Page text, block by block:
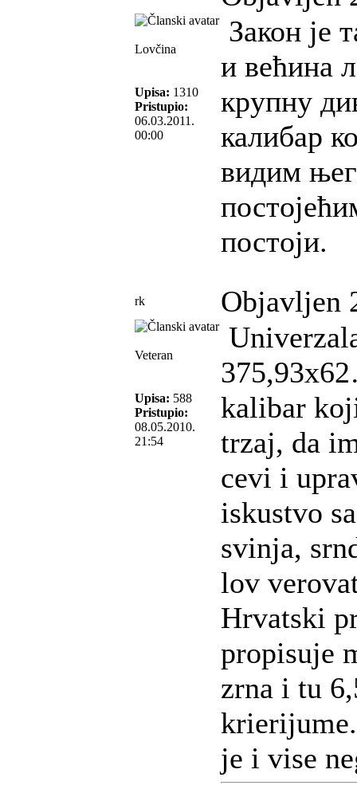
Lovčina
Upisa: 1310
Pristupio:
06.03.2011.
00:00
Закон је
и већина
крупну
калибар
видим
постоји.
rk Objavljen
Veteran
Upisa: 588
Pristupio:
08.05.2010.
21:54
kalibar
trzaj, da
cevi i
iskustvo
svinja,
lov
Hrvatski
propisuje
zrna i tu
je i vise